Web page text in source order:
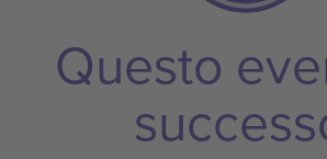
Questo